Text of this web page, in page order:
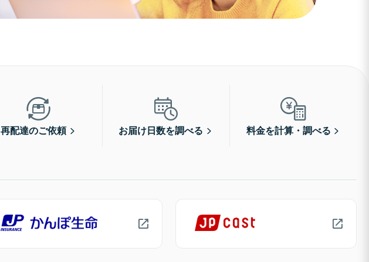
再配達のご依頼 お届け日数を調べる 料金を計算・調べる